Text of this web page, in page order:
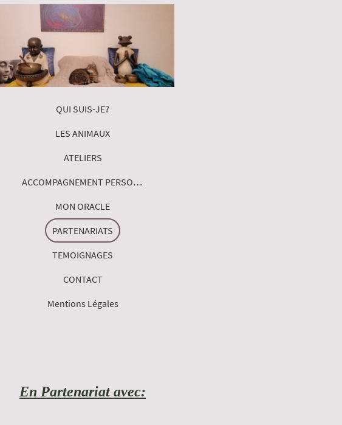
QUI SUIS-JE?
LES ANIMAUX
ATELIERS
ACCOMPAGNEMENT PERSONNALISE
MON ORACLE
PARTENARIATS
TEMOIGNAGES
CONTACT
Mentions Légales
En Partenariat avec: